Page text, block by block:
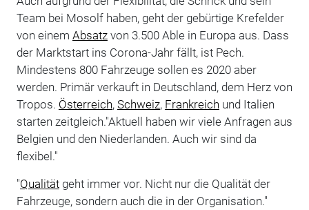
Team bei Mosolf haben, geht der gebürtige Krefelder
von einem Absatzvon 3.500 Able in Europa aus. Dass
der Marktstart ins Corona-Jahr fällt, ist Pech.
Mindestens 800 Fahrzeuge sollen es 2020 aber
werden. Primär verkauft in Deutschland, dem Herz von
Tropos. Österreich, Schweiz, Frankreich und Italien
starten zeitgleich."Aktuell haben wir viele Anfragen aus
Belgien und den Niederlanden. Auch wir sind da
flexibel."
"Qualitätgeht immer vor. Nicht nur die Qualität der
Fahrzeuge, sondern auch die in der Organisation."